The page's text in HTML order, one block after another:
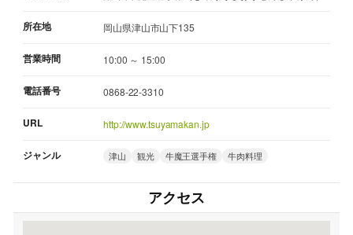
所在地 岡山県津山市山下135
営業時間 10:00 ～ 15:00
電話番号 0868-22-3310
URL http://www.tsuyamakan.jp
ジャンル 津山 観光 牛魔王選手権 牛肉料理
アクセス